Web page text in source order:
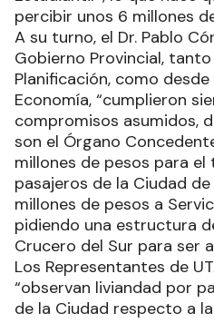
percibir unos 6 millones
A su turno, el Dr. Pablo
Gobierno Provincial,
Planificación, como
Economía, “cumplieron
compromisos asumidos,
son el Órgano
millones de pesos para
pasajeros de la Ciudad
millones de pesos a
pidiendo una estructura
Crucero del Sur para ser
Los Representantes de
“observan liviandad por
de la Ciudad respecto a